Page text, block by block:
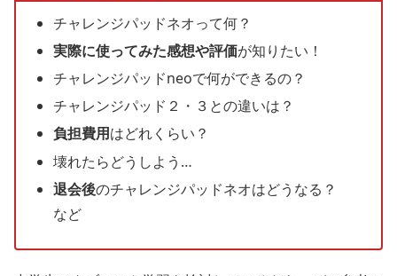
チャレンジパッドネオって何？
実際に使ってみた感想や評価が知りたい！
チャレンジパッドneoで何ができるの？
チャレンジパッド２・３との違いは？
負担費用はどれくらい？
壊れたらどうしよう…
退会後のチャレンジパッドネオはどうなる？
など